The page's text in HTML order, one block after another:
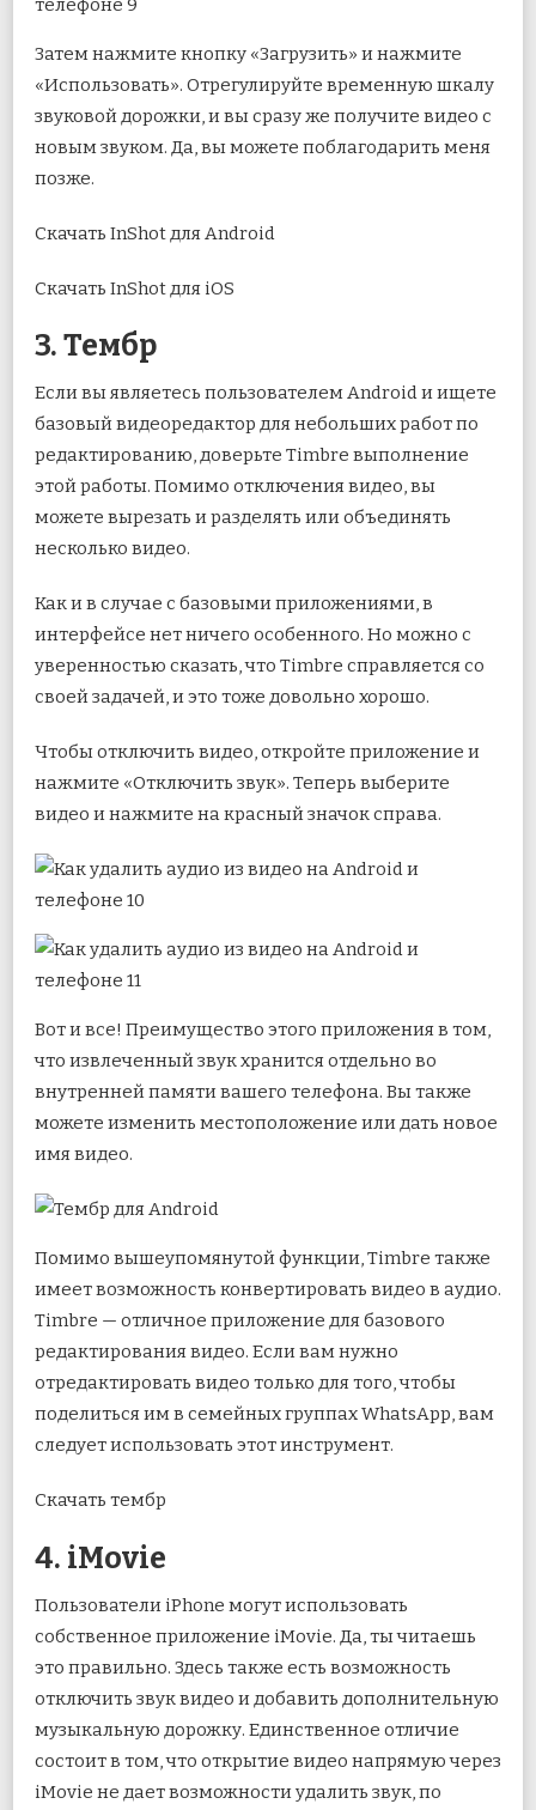
Затем нажмите кнопку «Загрузить» и нажмите
«Использовать». Отрегулируйте временную шкалу
звуковой дорожки, и вы сразу же получите видео с
новым звуком. Да, вы можете поблагодарить меня
позже.
Скачать InShot для Android
Скачать InShot для iOS
3. Тембр
Если вы являетесь пользователем Android и ищете
базовый видеоредактор для небольших работ по
редактированию, доверьте Timbre выполнение
этой работы. Помимо отключения видео, вы
можете вырезать и разделять или объединять
несколько видео.
Как и в случае с базовыми приложениями, в
интерфейсе нет ничего особенного. Но можно с
уверенностью сказать, что Timbre справляется со
своей задачей, и это тоже довольно хорошо.
Чтобы отключить видео, откройте приложение и
нажмите «Отключить звук». Теперь выберите
видео и нажмите на красный значок справа.
Вот и все! Преимущество этого приложения в том,
что извлеченный звук хранится отдельно во
внутренней памяти вашего телефона. Вы также
можете изменить местоположение или дать новое
имя видео.
Помимо вышеупомянутой функции, Timbre также
имеет возможность конвертировать видео в аудио.
Timbre — отличное приложение для базового
редактирования видео. Если вам нужно
отредактировать видео только для того, чтобы
поделиться им в семейных группах WhatsApp, вам
следует использовать этот инструмент.
Скачать тембр
4. iMovie
Пользователи iPhone могут использовать
собственное приложение iMovie. Да, ты читаешь
это правильно. Здесь также есть возможность
отключить звук видео и добавить дополнительную
музыкальную дорожку. Единственное отличие
состоит в том, что открытие видео напрямую через
iMovie не дает возможности удалить звук, по